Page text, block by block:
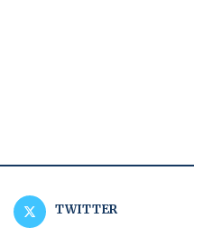
TWITTER